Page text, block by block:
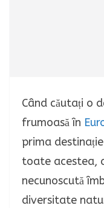
Când căutați o
frumoasă în
prima
toate acestea,
necunoscută
diversitate